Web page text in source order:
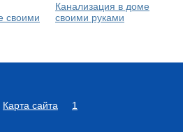
своими
Канализация в доме
своими руками
Карта сайта 1